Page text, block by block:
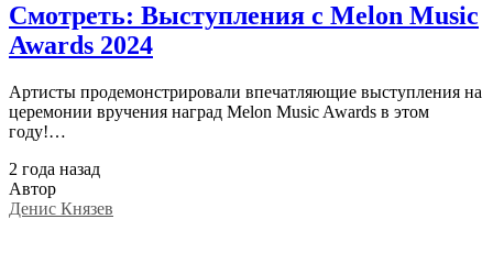
Смотреть: Выступления с Melon Music
Awards 2024
Артисты продемонстрировали впечатляющие выступления на
церемонии вручения наград Melon Music Awards в этом
году!…
2 года назад
Автор
Денис Князев